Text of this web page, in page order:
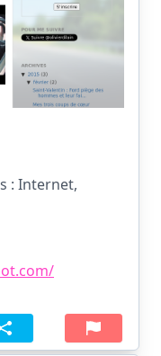
: Internet,